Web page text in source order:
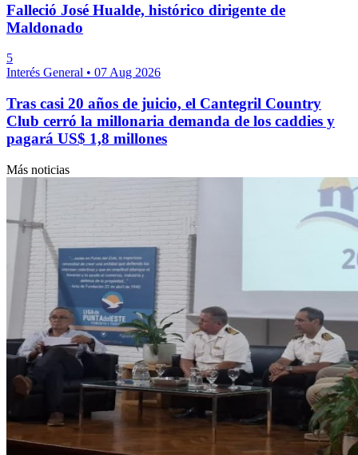
Falleció José Hualde, histórico dirigente de
Maldonado
5
Interés General • 07 Aug 2026
Tras casi 20 años de juicio, el Cantegril Country
Club cerró la millonaria demanda de los caddies y
pagará US$ 1,8 millones
Más noticias